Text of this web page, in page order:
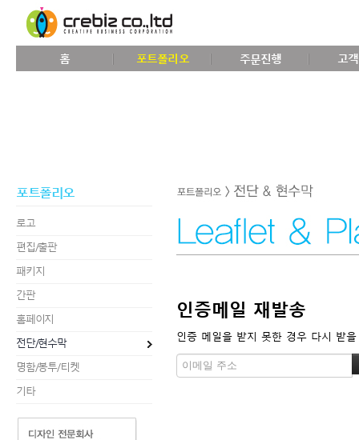
홈 포트폴리오 주문진행 고
포트폴리오
로고
편집/출판
패키지
간판
홈페이지
전단/현수막
명함/봉투/티켓
기타
인증메일 재발송
인증 메일을 받지 못한 경우 다시 받